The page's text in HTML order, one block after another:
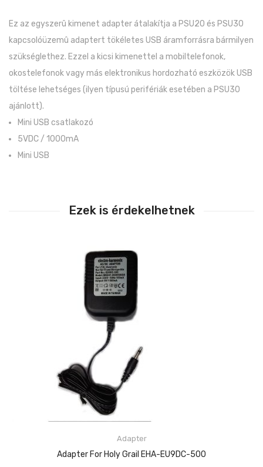
Ez az egyszerû kimenet adapter átalakítja a PSU20 és PSU30
kapcsolóüzemû adaptert tökéletes USB áramforrásra bármilyen
szükséglethez. Ezzel a kicsi kimenettel a mobiltelefonok,
okostelefonok vagy más elektronikus hordozható eszközök USB
töltése lehetséges (ilyen típusú perifériák esetében a PSU30
ajánlott).
Mini USB csatlakozó
5VDC / 1000mA
Mini USB
Ezek is érdekelhetnek
Adapter
Adapter For Holy Grail EHA-EU9DC-500
KOSÁRBA TESZEM